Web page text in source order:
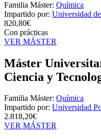
Familia Máster: Química
Impartido por: Universidad
820,80€
Con prácticas
VER MÁSTER
Máster
Ciencia y
Familia Máster: Química
Impartido por: Universidad
2.818,20€
VER MÁSTER